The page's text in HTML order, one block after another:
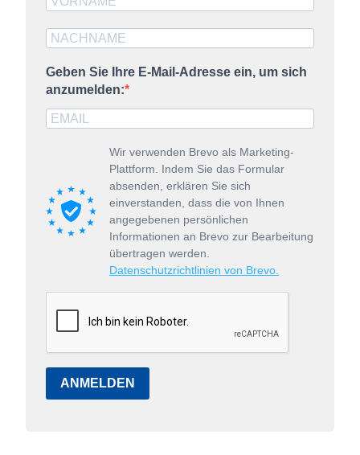
Sie in unsererDatenschutzerklärungund unserem
Impressum.
Geben Sie Ihre E-Mail-Adresse ein, um sich
anzumelden:
Wir verwenden Brevo als Marketing-
Plattform. Indem Sie das Formular
absenden, erklären Sie sich
einverstanden, dass die von Ihnen
angegebenen persönlichen
Informationen an Brevo zur Bearbeitung
übertragen werden.
Datenschutzrichtlinien von Brevo.
ANMELDEN